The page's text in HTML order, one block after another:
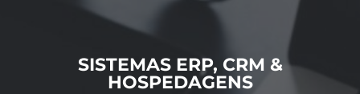
SISTEMAS ERP, CRM &
HOSPEDAGENS